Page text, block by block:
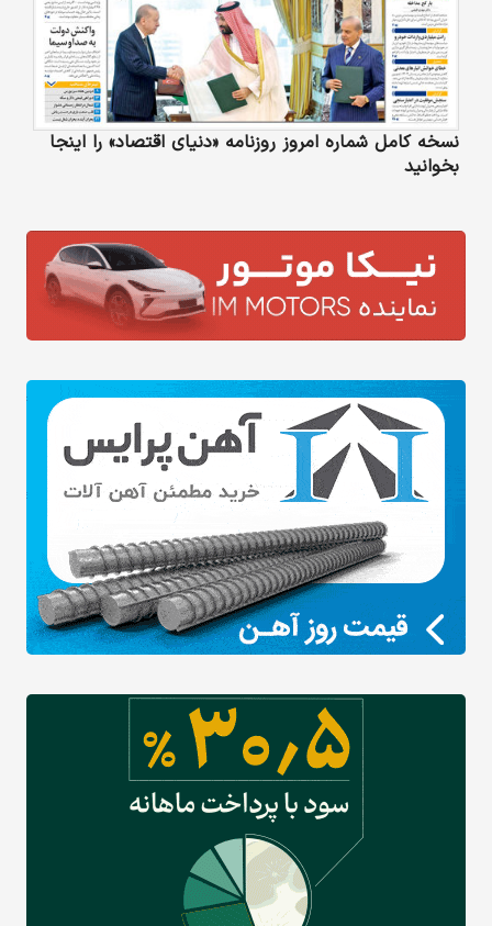
نسخه کامل شماره امروز روزنامه «دنیای‌ اقتصاد» را اینجا
بخوانید